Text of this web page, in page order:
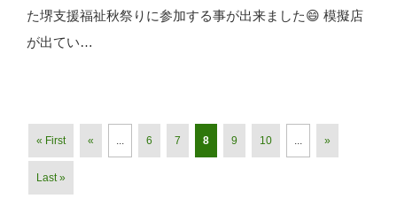
た堺支援福祉秋祭りに参加する事が出来ました😄 模擬店
が出てい…
« First « ... 6 7 8 9 10 ... »
Last »